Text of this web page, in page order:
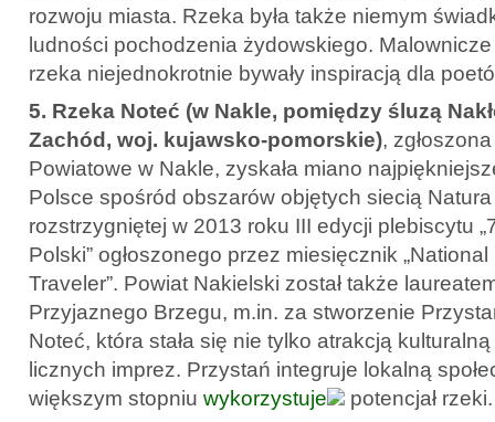
rozwoju miasta. Rzeka była także niemym
ludności pochodzenia żydowskiego.
rzeka niejednokrotnie bywały inspiracją dla
5. Rzeka Noteć (w Nakle, pomiędzy śluzą
Zachód, woj. kujawsko-pomorskie),
Powiatowe w Nakle, zyskała miano
Polsce spośród obszarów objętych siecią
rozstrzygniętej w 2013 roku III edycji plebiscytu
Polski” ogłoszonego przez miesięcznik
Traveler”. Powiat Nakielski został także
Przyjaznego Brzegu, m.in. za stworzenie
Noteć, która stała się nie tylko atrakcją
licznych imprez. Przystań integruje lokalną
większym stopniu wykorzystuje
potencjał rzeki.